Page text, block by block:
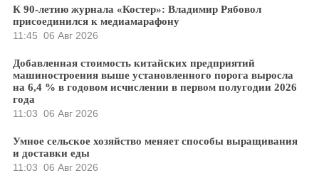
К 90-летию журнала «Костер»: Владимир Рябовол
присоединился к медиамарафону
11:45 06 Авг 2026
Добавленная стоимость китайских предприятий
машиностроения выше установленного порога выросла
на 6,4 % в годовом исчислении в первом полугодии 2026
года
11:03 06 Авг 2026
Умное сельское хозяйство меняет способы выращивания
и доставки еды
11:03 06 Авг 2026